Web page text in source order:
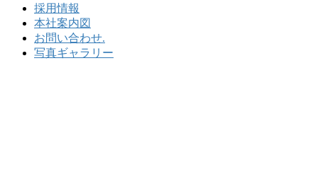
採用情報
本社案内図
お問い合わせ.
写真ギャラリー